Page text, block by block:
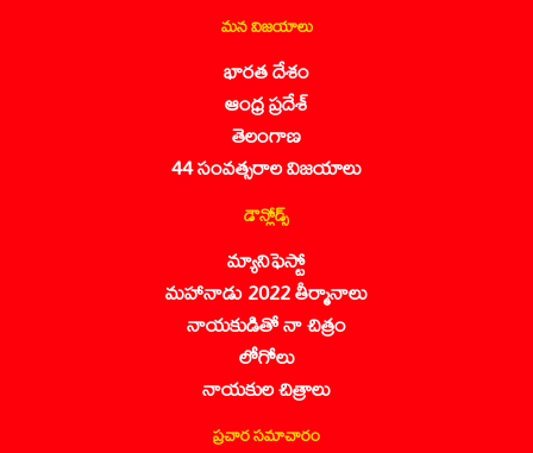
మన విజయాలు
భారత దేశం
ఆంధ్ర ప్రదేశ్
తెలంగాణ
44 సంవత్సరాల విజయాలు
డౌన్లోడ్స్
మ్యానిఫెస్టో
మహానాడు 2022 తీర్మానాలు
నాయకుడితో నా చిత్రం
లోగోలు
నాయకుల చిత్రాలు
ప్రచార సమాచారం